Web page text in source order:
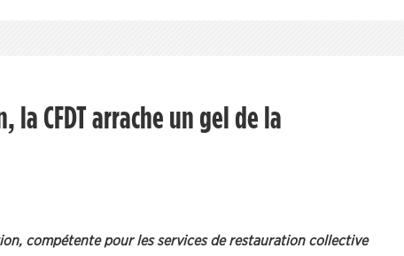
la CFDT arrache un gel de la
compétente pour les services de restauration collective